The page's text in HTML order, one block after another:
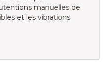
manuelles de
et les vibrations